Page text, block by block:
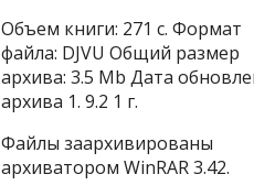
Объем книги: 271 с. Формат
файла: DJVU Общий размер
архива: 3.5 Mb Дата
архива 1. 9.2 1 г.
Файлы заархивированы
архиватором WinRAR 3.42.